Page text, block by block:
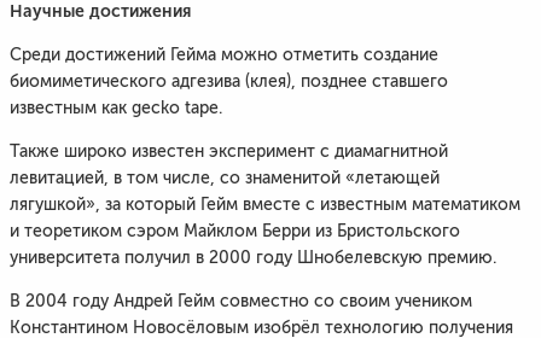
Научные достижения
Среди достижений Гейма можно отметить создание
биомиметического адгезива (клея), позднее ставшего
известным как gecko tape.
Также широко известен эксперимент с диамагнитной
левитацией, в том числе, со знаменитой «летающей
лягушкой», за который Гейм вместе с известным математиком
и теоретиком сэром Майклом Берри из Бристольского
университета получил в 2000 году Шнобелевскую премию.
В 2004 году Андрей Гейм совместно со своим учеником
Константином Новосёловым изобрёл технологию получения